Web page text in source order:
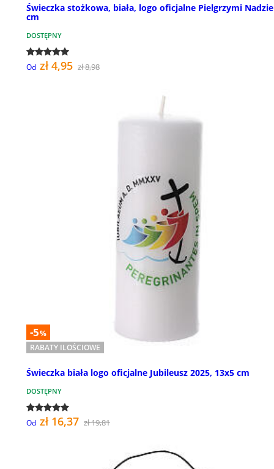
Świeczka stożkowa, biała, logo oficjalne Pielgrzymi
cm
DOSTĘPNY
Od zł 4,95 zł 8,98
-5%
RABATY ILOŚCIOWE
Świeczka biała logo oficjalne Jubileusz 2025, 13x5 cm
DOSTĘPNY
Od zł 16,37 zł 19,81